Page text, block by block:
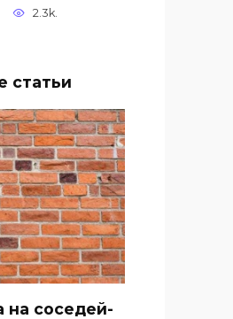
2.3k.
статьи
на соседей-